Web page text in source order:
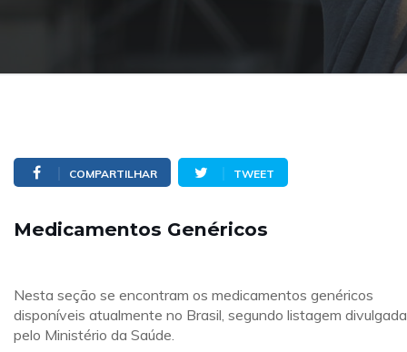
COMPARTILHAR TWEET
Medicamentos Genéricos
Nesta seção se encontram os medicamentos genéricos
disponíveis atualmente no Brasil, segundo listagem divulgada
pelo Ministério da Saúde.